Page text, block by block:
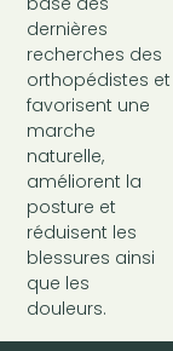
dernières
recherches des
orthopédistes et
favorisent une
marche
naturelle,
améliorent la
posture et
réduisent les
blessures ainsi
que les
douleurs.